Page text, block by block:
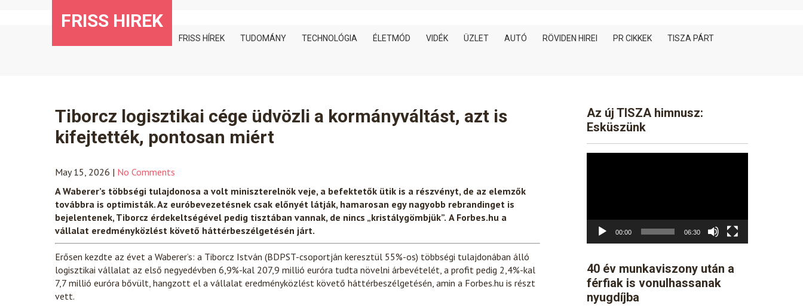
FRISS HIREK
FRISS HÍREK TUDOMÁNY TECHNOLÓGIA ÉLETMÓD VIDÉK ÜZLET AUTÓ RÖVIDEN HIREI PR CIKKEK TISZA PÁRT
Tiborcz logisztikai cége üdvözli a kormányváltást, azt is
kifejtették, pontosan miért
May 15, 2026 | No Comments
A Waberer’s többségi tulajdonosa a volt miniszterelnök veje, a befektetők ütik is a részvényt, de az elemzők
továbbra is optimisták. Az euróbevezetésnek csak előnyét látják, hamarosan egy nagyobb rebrandinget is
bejelentenek, Tiborcz érdekeltségével pedig tisztában vannak, de nincs „kristálygömbjük”. A Forbes.hu a
vállalat eredményközlést követő háttérbeszélgetésén járt.
Erősen kezdte az évet a Waberer’s: a Tiborcz István (BDPST-csoportján keresztül 55%-os) többségi tulajdonában álló
logisztikai vállalat az első negyedévben 6,9%-kal 207,9 millió euróra tudta növelni árbevételét, a profit pedig 2,4%-kal
7,7 millió euróra bővült, hangzott el a vállalat eredményközlést követő háttérbeszélgetésén, amin a Forbes.hu is részt
vett.
Az új TISZA himnusz:
Esküszünk
00:00 06:30
40 év munkaviszony után a
férfiak is vonulhassanak
nyugdíjba